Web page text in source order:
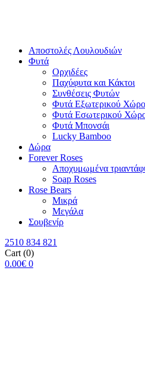
Αποστολές Λουλουδιών
Φυτά
Ορχιδέες
Παχύφυτα και Κάκτοι
Συνθέσεις Φυτών
Φυτά Εξωτερικού
Φυτά Εσωτερικού
Φυτά Μπονσάι
Lucky Bamboo
Δώρα
Forever Roses
Αποχυμωμένα
Soap Roses
Rose Βears
Μικρά
Μεγάλα
Σουβενίρ
2510 834 821
Cart (0)
0.00€ 0